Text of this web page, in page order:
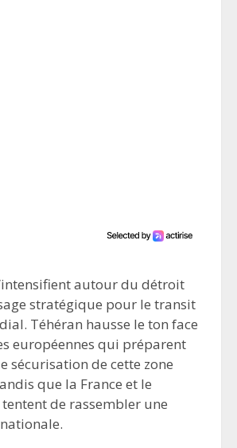
autour du détroit
stratégique pour le transit
Téhéran hausse le ton face
européennes qui préparent
sécurisation de cette zone
que la France et le
de rassembler une